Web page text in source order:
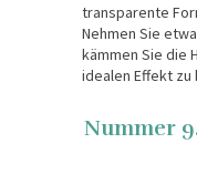
transparente
Nehmen Sie
kämmen Sie die
idealen Effekt zu
Nummer